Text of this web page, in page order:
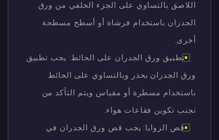
اللاصق بالتساوي على الجزء الخلفي من ورق
الجدران باستخدام فرشاة أو أسطح مسطحة
أخرى.
تطبيق ورق الجدران على الحائط: يجب تطبيق
ورق الجدران بحذر وبالتساوي على الحائط
باستخدام مسطرة أو مقياس ويتم التأكد من
تجنب تكوين فقاعات هواء.
قص الزوايا: يجب قص ورق الجدران في